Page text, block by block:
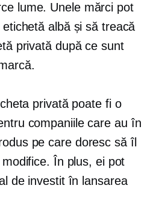
lume. Unele mărci pot
albă și să treacă
privată după ce sunt
privată poate fi o
companiile care au în
pe care doresc să îl
În plus, ei pot
de investit în lansarea